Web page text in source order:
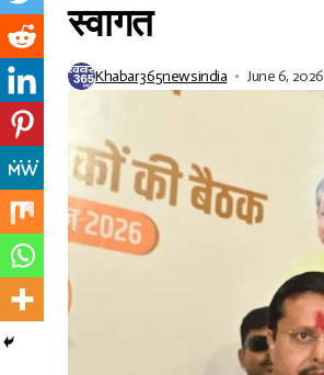
स्वागत
Khabar365newsindia June 6, 2026